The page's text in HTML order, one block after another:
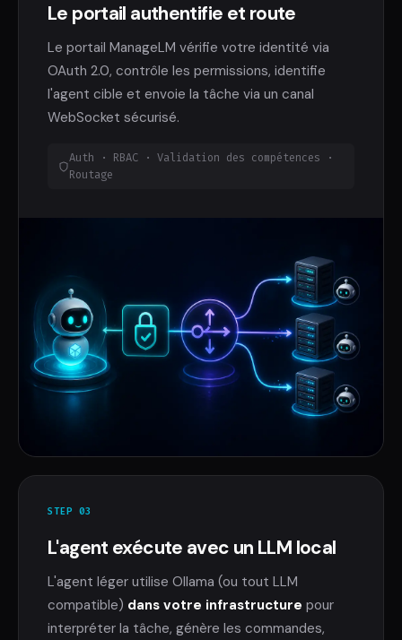
Le portail authentifie et route
Le portail ManageLM vérifie votre identité via
OAuth 2.0, contrôle les permissions, identifie
l'agent cible et envoie la tâche via un canal
WebSocket sécurisé.
Auth · RBAC · Validation des compétences ·
Routage
STEP 03
L'agent exécute avec un LLM local
L'agent léger utilise Ollama (ou tout LLM
compatible) dans votre infrastructure pour
interpréter la tâche, génère les commandes,